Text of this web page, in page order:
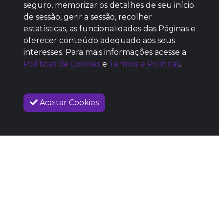
SEM REPUTAÇÃO
DEFINIDA
seguro, memorizar os detalhes de seu início
de sessão, gerir a sessão, recolher
estatísticas, as funcionalidades das Páginas e
oferecer conteúdo adequado aos seus
interesses. Para mais informações acesse a
Políticas de Cookies e Termos e Políticas.
Aceitar Cookies